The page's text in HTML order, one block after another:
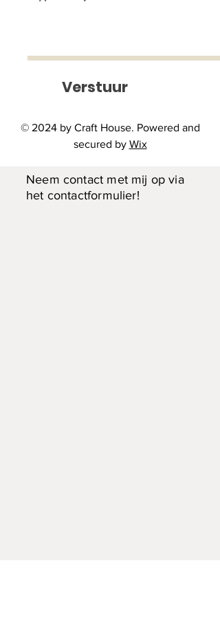
schoonzoon. Wel in opdracht te
Interesse?
Neem contact met mij op via
het contactformulier!
Verstuur
© 2024 by Craft House. Powered and
secured by Wix